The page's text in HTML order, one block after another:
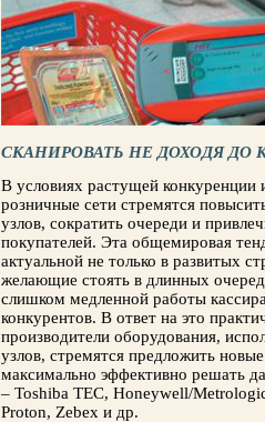
СКАНИРОВАТЬ НЕ ДОХОДЯ ДО
В условиях растущей конкуренции
розничные сети стремятся
узлов, сократить очереди и
покупателей. Эта общемировая
актуальной не только в развитых
желающие стоять в длинных
слишком медленной работы
конкурентов. В ответ на это
производители оборудования,
узлов, стремятся предложить
максимально эффективно решать
– Toshiba TEC, Honeywell/
Proton, Zebex и др.